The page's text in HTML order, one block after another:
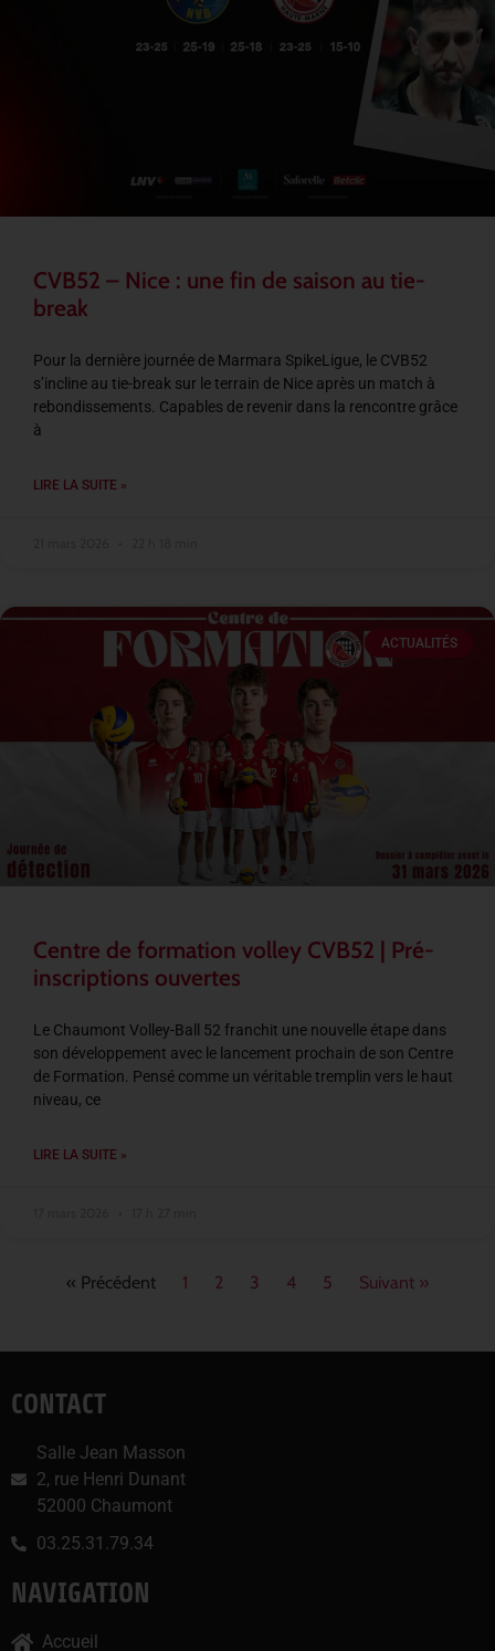
CVB52 – Nice : une fin de saison au tie-
break
Pour la dernière journée de Marmara SpikeLigue, le CVB52
s’incline au tie-break sur le terrain de Nice après un match à
rebondissements. Capables de revenir dans la rencontre grâce
à
LIRE LA SUITE »
ACTUALITÉS
Centre de formation volley CVB52 | Pré-
inscriptions ouvertes
Le Chaumont Volley-Ball 52 franchit une nouvelle étape dans
son développement avec le lancement prochain de son Centre
de Formation. Pensé comme un véritable tremplin vers le haut
niveau, ce
LIRE LA SUITE »
« Précédent 1 2 3 4 5 Suivant »
CONTACT
Salle Jean Masson
2, rue Henri Dunant
52000 Chaumont
03.25.31.79.34
NAVIGATION
Accueil